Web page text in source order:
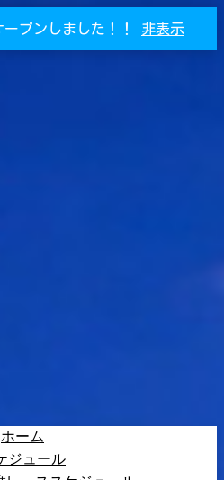
プンしました！！ 非表示
ホーム
ジュール